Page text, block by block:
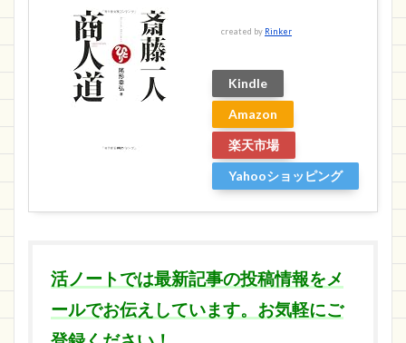
created by Rinker
Kindle
Amazon
楽天市場
Yahooショッピング
活ノートでは最新記事の投稿情報をメ
ールでお伝えしています。お気軽にご